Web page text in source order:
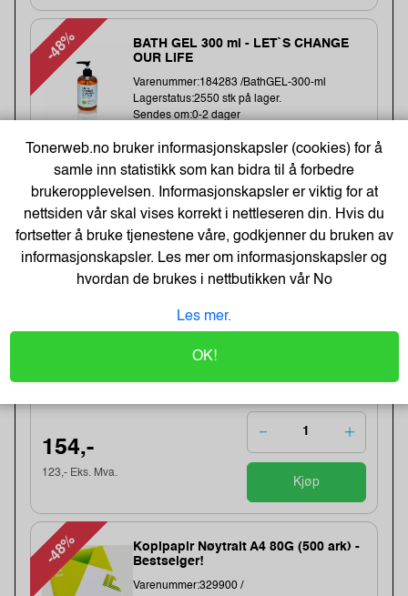
-48%
BATH GEL 300 ml - LET`S CHANGE
OUR LIFE
Varenummer:184283 /BathGEL-300-ml
Lagerstatus:2550 stk på lager.
Sendes om:0-2 dager
6,-
12,-
5,- Eks. Mva. Kjøp
30Cmx100M (3 stk)
Varenummer:8332 /31C78
Lagerstatus:1452 stk på lager.
154,-
123,- Eks. Mva.
Kjøp
-48%
Kopipapir Nøytralt A4 80G (500 ark) -
Bestselger!
Varenummer:329900 /
Tonerweb.no bruker informasjonskapsler (cookies) for å
samle inn statistikk som kan bidra til å forbedre
brukeropplevelsen. Informasjonskapsler er viktig for at
nettsiden vår skal vises korrekt i nettleseren din. Hvis du
fortsetter å bruke tjenestene våre, godkjenner du bruken av
informasjonskapsler. Les mer om informasjonskapsler og
hvordan de brukes i nettbutikken vårNo
Les mer.
OK!